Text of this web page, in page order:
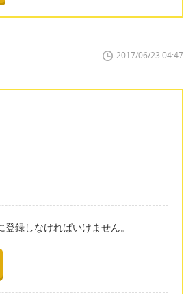
2017/06/23 04:47
録しなければいけません。